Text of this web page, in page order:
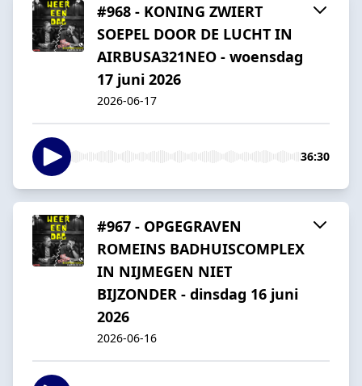
#968 - KONING ZWIERT
SOEPEL DOOR DE LUCHT IN
AIRBUSA321NEO - woensdag
17 juni 2026
2026-06-17
36:30
#967 - OPGEGRAVEN
ROMEINS BADHUISCOMPLEX
IN NIJMEGEN NIET
BIJZONDER - dinsdag 16 juni
2026
2026-06-16